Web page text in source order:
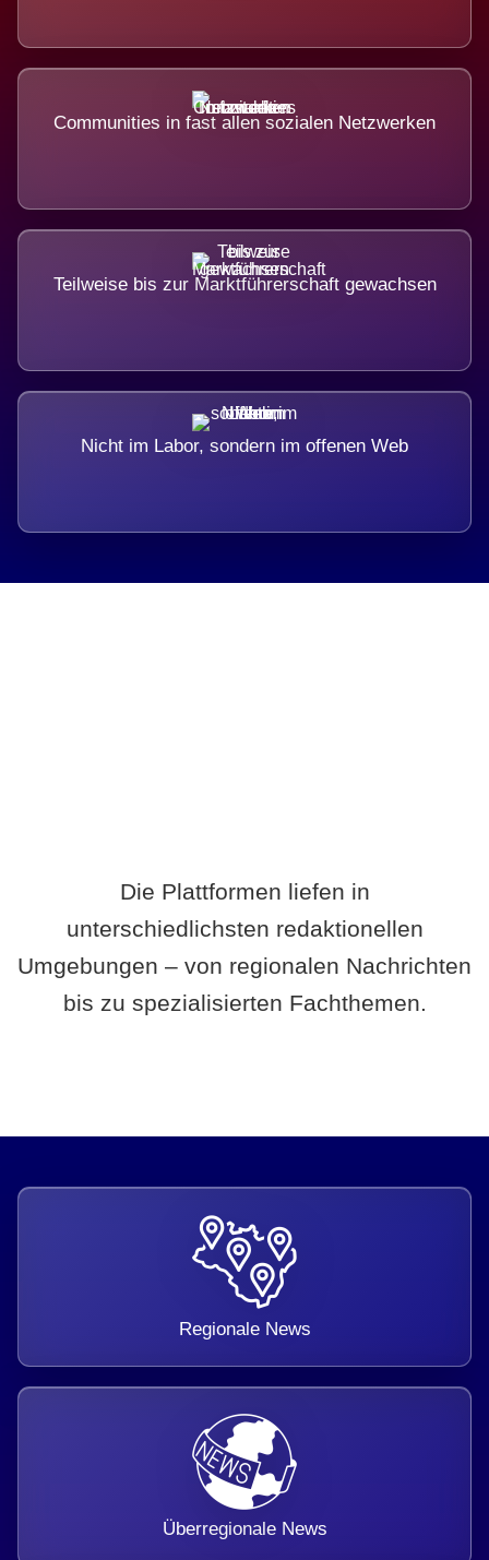
Communities in fast allen sozialen Netzwerken
Teilweise bis zur Marktführerschaft gewachsen
Nicht im Labor, sondern im offenen Web
Die Plattformen liefen in
unterschiedlichsten redaktionellen
Umgebungen – von regionalen Nachrichten
bis zu spezialisierten Fachthemen.
Regionale News
Überregionale News